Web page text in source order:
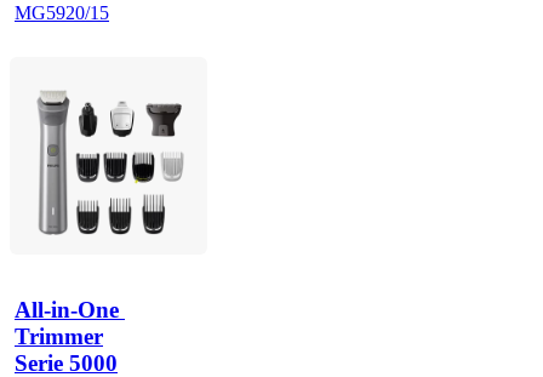
MG5920/15
All-in-One
Trimmer
Serie 5000